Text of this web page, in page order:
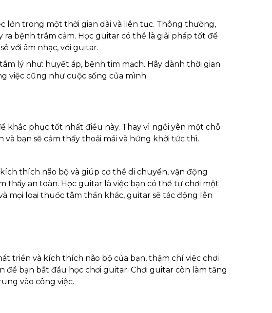
lớn trong một thời gian dài và liên tục. Thông thường,
bệnh trầm cảm. Học guitar có thể là giải pháp tốt để
với âm nhạc, với guitar.
lý như: huyết áp, bệnh tim mạch. Hãy dành thời gian
việc cũng như cuộc sống của mình
khắc phục tốt nhất điều này. Thay vì ngồi yên một chỗ
bạn sẽ cảm thấy thoải mái và hứng khởi tức thì.
thích não bộ và giúp cơ thể di chuyển, vận động
thấy an toàn. Học guitar là việc bạn có thể tự chơi một
mọi loại thuốc tâm thần khác, guitar sẽ tác động lên
triển và kích thích não bộ của bạn, thậm chí việc chơi
để bạn bắt đầu học chơi guitar. Chơi guitar còn làm tăng
vào công việc.